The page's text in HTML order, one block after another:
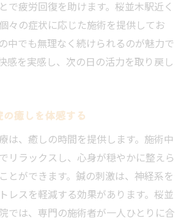
で疲労回復を助けます。桜並木駅近く
々の症状に応じた施術を提供してお
中でも無理なく続けられるのが魅力で
感を実感し、次の日の活力を取り戻し
癒しを体感する
は、癒しの時間を提供します。施術中
リラックスし、心身が穏やかに整えら
とができます。鍼の刺激は、神経系を
レスを軽減する効果があります。桜並
では、専門の施術者が一人ひとりに合